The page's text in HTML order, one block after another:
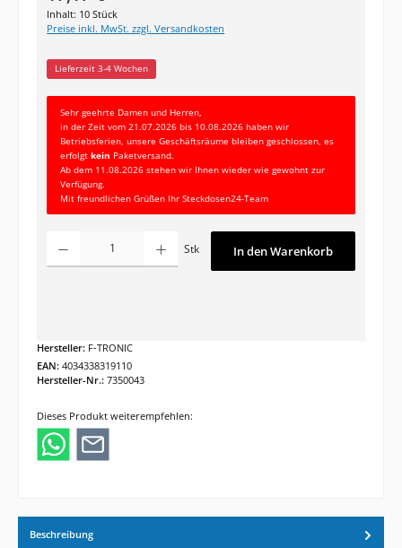
Inhalt: 10 Stück
Preise inkl. MwSt. zzgl. Versandkosten
Lieferzeit 3-4 Wochen
Sehr geehrte Damen und Herren,
in der Zeit vom 21.07.2026 bis 10.08.2026 haben wir
Betriebsferien, unsere Geschäftsräume bleiben geschlossen, es
erfolgtkein Paketversand.
Ab dem 11.08.2026 stehen wir Ihnen wieder wie gewohnt zur
Verfügung.
Mit freundlichen Grüßen Ihr Steckdosen24-Team
Produkt Anzahl: Gib den gewünschten Wert ein oder benutze die
Stk In den Warenkorb
Hersteller: F-TRONIC
EAN: 4034338319110
Hersteller-Nr.: 7350043
Dieses Produkt weiterempfehlen:
Beschreibung